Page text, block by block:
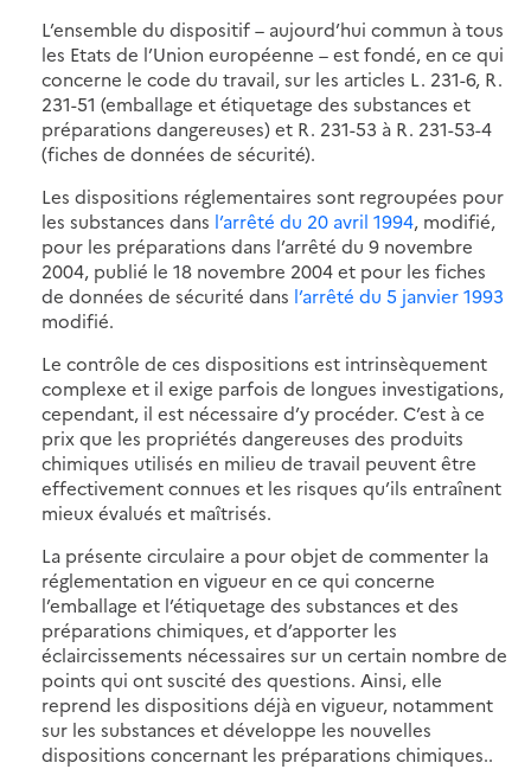
L’ensemble du dispositif – aujourd’hui commun à tous
les Etats de l’Union européenne – est fondé, en ce qui
concerne le code du travail, sur les articles L. 231-6, R.
231-51 (emballage et étiquetage des substances et
préparations dangereuses) et R. 231-53 à R. 231-53-4
(fiches de données de sécurité).
Les dispositions réglementaires sont regroupées pour
les substances dans l’arrêté du 20 avril 1994, modifié,
pour les préparations dans l’arrêté du 9 novembre
2004, publié le 18 novembre 2004 et pour les fiches
de données de sécurité dans l’arrêté du 5 janvier 1993
modifié.
Le contrôle de ces dispositions est intrinsèquement
complexe et il exige parfois de longues investigations,
cependant, il est nécessaire d’y procéder. C’est à ce
prix que les propriétés dangereuses des produits
chimiques utilisés en milieu de travail peuvent être
effectivement connues et les risques qu’ils entraînent
mieux évalués et maîtrisés.
La présente circulaire a pour objet de commenter la
réglementation en vigueur en ce qui concerne
l’emballage et l’étiquetage des substances et des
préparations chimiques, et d’apporter les
éclaircissements nécessaires sur un certain nombre de
points qui ont suscité des questions. Ainsi, elle
reprend les dispositions déjà en vigueur, notamment
sur les substances et développe les nouvelles
dispositions concernant les préparations chimiques..